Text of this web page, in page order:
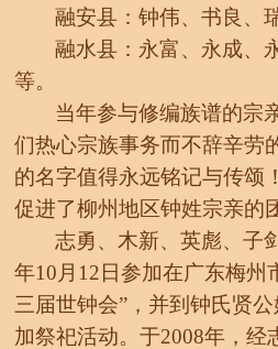
融安县：钟伟、书良、
融水县：永富、永成、
等。
当年参与修编族谱的宗
们热心宗族事务而不辞辛劳
的名字值得永远铭记与传颂
促进了柳州地区钟姓宗亲的
志勇、木新、英彪、子
年10月12日参加在广东梅州
三届世钟会”，并到钟氏贤
加祭祀活动。于2008年，经